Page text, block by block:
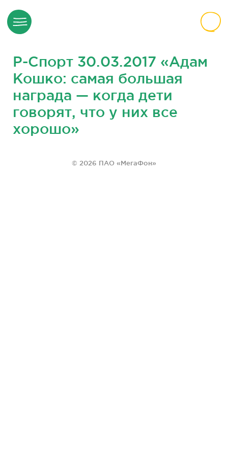
Р-Спорт 30.03.2017 «Адам
Кошко: самая большая
награда — когда дети
говорят, что у них все
хорошо»
© 2026 ПАО «МегаФон»